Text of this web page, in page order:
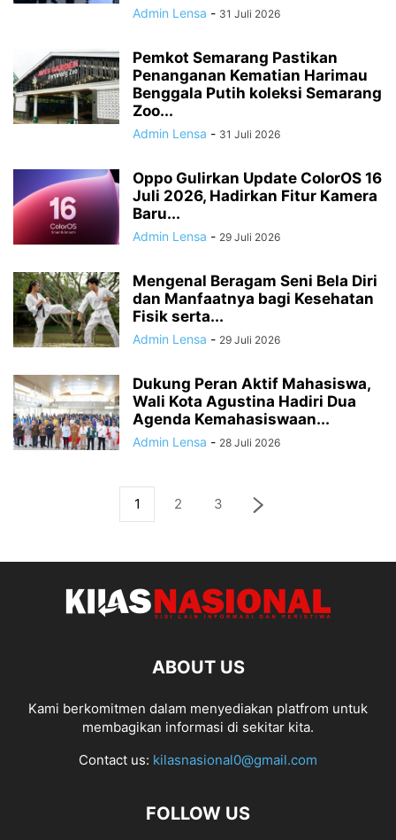
Admin Lensa - 31 Juli 2026
Pemkot Semarang Pastikan
Penanganan Kematian Harimau
Benggala Putih koleksi Semarang
Zoo...
Admin Lensa - 31 Juli 2026
Oppo Gulirkan Update ColorOS 16
Juli 2026, Hadirkan Fitur Kamera
Baru...
Admin Lensa - 29 Juli 2026
Mengenal Beragam Seni Bela Diri
dan Manfaatnya bagi Kesehatan
Fisik serta...
Admin Lensa - 29 Juli 2026
Dukung Peran Aktif Mahasiswa,
Wali Kota Agustina Hadiri Dua
Agenda Kemahasiswaan...
Admin Lensa - 28 Juli 2026
1 2 3
ABOUT US
Kami berkomitmen dalam menyediakan platfrom untuk
membagikan informasi di sekitar kita.
Contact us: kilasnasional0@gmail.com
FOLLOW US